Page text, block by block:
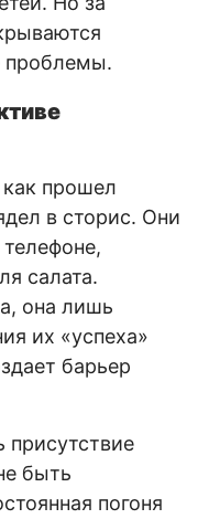
проблемы.
прошел
в сторис. Они
салата.
она лишь
их «успеха»
барьер
присутствие
быть
погоня